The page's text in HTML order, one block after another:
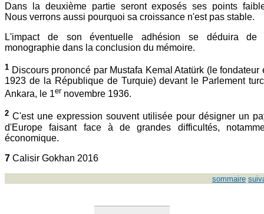
Dans la deuxième partie seront exposés ses points
Nous verrons aussi pourquoi sa croissance n'est pas stable.
L'impact de son éventuelle adhésion se déduira de
monographie dans la conclusion du mémoire.
1 Discours prononcé par Mustafa Kemal Atatürk (le fondateur
1923 de la République de Turquie) devant le Parlement
Ankara, le 1er novembre 1936.
2 C'est une expression souvent utilisée pour désigner un
d'Europe faisant face à de grandes difficultés,
économique.
7 Calisir Gokhan 2016
sommaire